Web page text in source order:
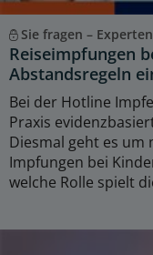
Sie fragen –
Reiseimpfungen
Abstandsregeln
Bei der Hotline
Praxis
Diesmal geht es
Impfungen bei
welche Rolle spielt